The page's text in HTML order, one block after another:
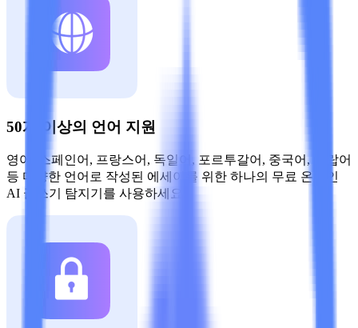
50개 이상의 언어 지원
영어, 스페인어, 프랑스어, 독일어, 포르투갈어, 중국어, 아랍어
등 다양한 언어로 작성된 에세이를 위한 하나의 무료 온라인
AI 글쓰기 탐지기를 사용하세요.